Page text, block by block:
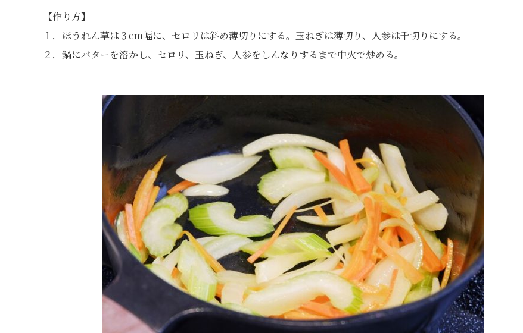
【作り方】
１．ほうれん草は３cm幅に、セロリは斜め薄切りにする。玉ねぎは薄切り、人参は千切りにする。
２．鍋にバターを溶かし、セロリ、玉ねぎ、人参をしんなりするまで中火で炒める。